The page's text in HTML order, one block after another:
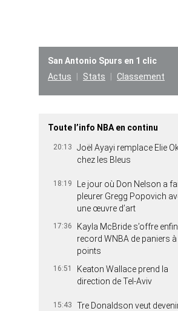
San Antonio Spurs en 1 clic
Actus
Stats Classement
Toute l’info NBA en continu
20:13
Joël Ayayi remplace Elie
chez les Bleus
18:19
Le jour où Don Nelson a
pleurer Gregg Popovich
une œuvre d’art
17:36
Kayla McBride s’offre
record WNBA de paniers à
points
16:51
Keaton Wallace prend la
direction de Tel-Aviv
15:43
Tre Donaldson veut